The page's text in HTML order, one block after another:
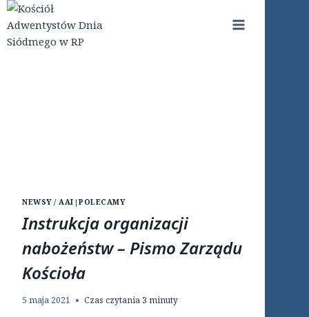
Przejdź
do
treści
NEWSY / AAI |POLECAMY
Instrukcja organizacji
nabożeństw – Pismo Zarządu
Kościoła
5 maja 2021 Czas czytania 3 minuty